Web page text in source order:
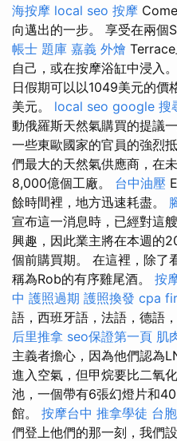
海按摩 local seo 按摩
向邁出的一步。 享受在兩
帳士 題庫 嘉義 外燴
自己，或在按摩浴缸中浸入。
日假期可以以1049美元的
美元。 local seo google 搜
動俄羅斯天然氣購買的提議
一些東歐國家的官員的強烈
們最大的天然氣供應商，在
8,000億個工廠。 台中油壓
餘時間裡，地方迅速耗盡。
宣布這一消息時，已經對這
興趣，因此業主將在本週的
個前購買期。 在這裡，除了
稱為Rob的有序雞尾酒。 按
中 護照過期 護照換發 cpa
語，西班牙語，法語，德語
后里推拿 seo保證第一頁 肌
主義者擔心，因為他們認為
進入空氣，但甲烷要比二氧
池，一個帶有6張幻燈片和
館。 按摩台中 推拿學徒 台
們登上他們的那一刻，我們